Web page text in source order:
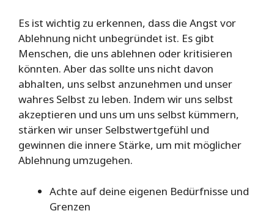
Es ist wichtig zu erkennen, dass die Angst vor
Ablehnung nicht unbegründet ist. Es gibt
Menschen, die uns ablehnen oder kritisieren
könnten. Aber das sollte uns nicht davon
abhalten, uns selbst anzunehmen und unser
wahres Selbst zu leben. Indem wir uns selbst
akzeptieren und uns um uns selbst kümmern,
stärken wir unser Selbstwertgefühl und
gewinnen die innere Stärke, um mit möglicher
Ablehnung umzugehen.
Achte auf deine eigenen Bedürfnisse und
Grenzen